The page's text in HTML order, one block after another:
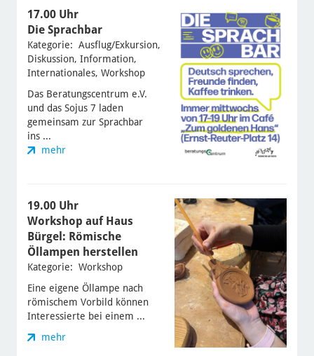
17.00 Uhr
Die Sprachbar
Kategorie: Ausflug/Exkursion,
Diskussion, Information,
Internationales, Workshop
Das Beratungscentrum e.V.
und das Sojus 7 laden
gemeinsam zur Sprachbar
ins ...
mehr
19.00 Uhr
Workshop auf Haus
Bürgel: Römische
Öllampen herstellen
Kategorie: Workshop
Eine eigene Öllampe nach
römischem Vorbild können
Interessierte bei einem ...
mehr